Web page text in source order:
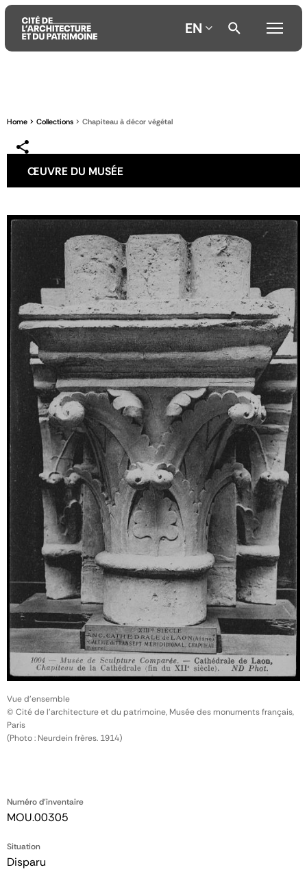
contenu
menu
la
EN
Home Collections Chapiteau à décor végétal
ŒUVRE DU MUSÉE
Numéro d'inventaire
MOU.00305
Situation
Disparu
Vue d'ensemble
© Cité de l'architecture et du patrimoine, Musée des monuments français,
Paris
(Photo : Neurdein frères. 1914)